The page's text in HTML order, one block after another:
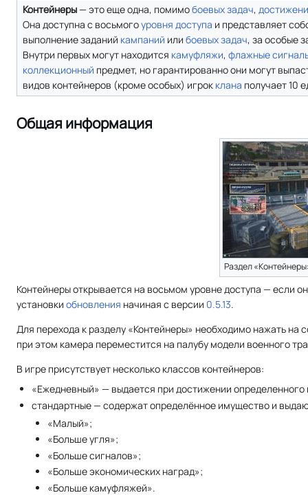
Контейнеры— это еще одна, помимобоевых задач,
Она доступна с восьмогоуровня доступа и представляет
выполнение заданий кампаний или боевых задач, за особые
Внутри первых могут находится камуфляжи, флажные
коллекционный предмет, но гарантированно они могут
видов контейнеров (кроме особых) игрок клана получает 10
Общая информация
Раздел
Контейнеры открывается на восьмом уровне доступа — если
установки обновления начиная с версии 0.5.13.
Для перехода к разделу «Контейнеры» необходимо нажать
при этом камера переместится на палубу модели военного
В игре присутствует несколько классов контейнеров:
«Ежедневный» — выдается при достижении
стандартные — содержат определённое имущество и
«Малый»;
«Больше угля»;
«Больше сигналов»;
«Больше экономических наград»;
«Больше камуфляжей».